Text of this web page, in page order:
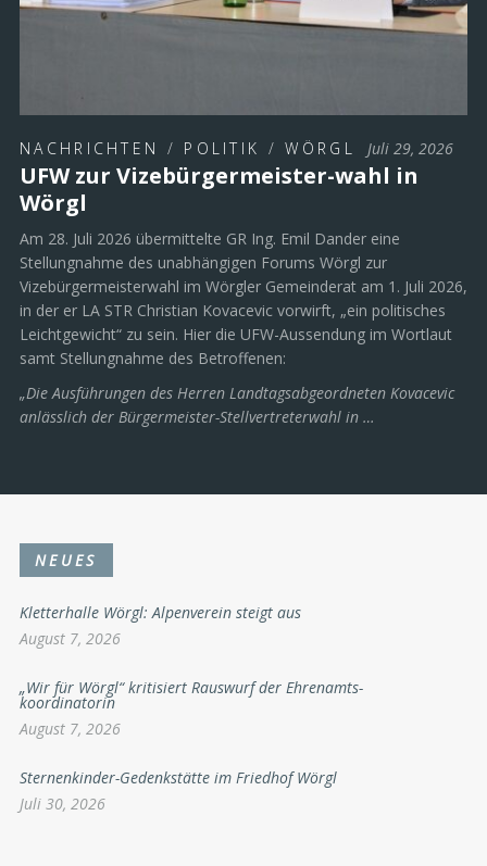
NACHRICHTEN / POLITIK /WÖRGL Juli 29, 2026
UFW zur Vizebürgermeister-wahl in
Wörgl
Am 28. Juli 2026 übermittelte GR Ing. Emil Dander eine
Stellungnahme des unabhängigen Forums Wörgl zur
Vizebürgermeisterwahl im Wörgler Gemeinderat am 1. Juli 2026,
in der er LA STR Christian Kovacevic vorwirft, „ein politisches
Leichtgewicht“ zu sein. Hier die UFW-Aussendung im Wortlaut
samt Stellungnahme des Betroffenen:
„Die Ausführungen des Herren Landtagsabgeordneten Kovacevic
anlässlich der Bürgermeister-Stellvertreterwahl in …
NEUES
Kletterhalle Wörgl: Alpenverein steigt aus
August 7, 2026
„Wir für Wörgl“ kritisiert Rauswurf der Ehrenamts-
koordinatorin
August 7, 2026
Sternenkinder-Gedenkstätte im Friedhof Wörgl
Juli 30, 2026